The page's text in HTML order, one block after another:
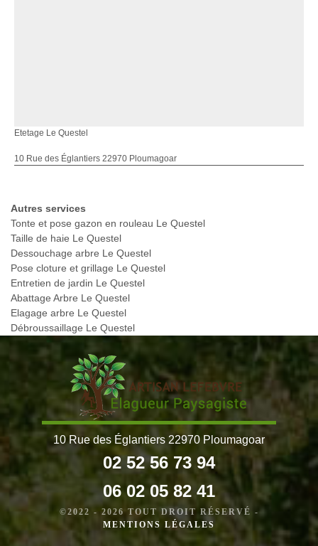
Etetage Le Questel
10 Rue des Églantiers 22970 Ploumagoar
Autres services
Tonte et pose gazon en rouleau Le Questel
Taille de haie Le Questel
Dessouchage arbre Le Questel
Pose cloture et grillage Le Questel
Entretien de jardin Le Questel
Abattage Arbre Le Questel
Elagage arbre Le Questel
Débroussaillage Le Questel
10 Rue des Églantiers 22970 Ploumagoar
02 52 56 73 94
06 02 05 82 41
©2022 - 2026 TOUT DROIT RÉSERVÉ -
MENTIONS LÉGALES